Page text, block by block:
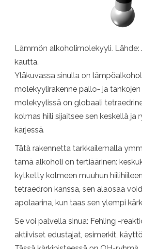
Lämmön alkoholimolekyyli. Lähde:
kautta.
Yläkuvassa sinulla on
molekyylirakenne pallo- ja
molekyylissä on globaali
kolmas hiili sijaitsee sen keskellä ja
kärjessä.
Tätä rakennetta tarkkailemalla
tämä alkoholi on tertiäärinen:
kytketty kolmeen muuhun
tetraedron kanssa, sen alaosaa
apolaarina, kun taas sen ylempi
Se voi palvella sinua: Fehling -
aktiiviset edustajat, esimerkit, käyttö